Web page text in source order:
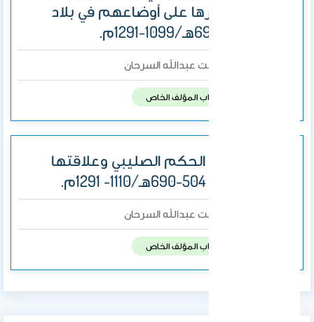
المقدس وآثرها على أوضاعهم في بلاد
د.موضي بنت عبدالله السرحان
حساب المؤلف الخاص
بيروت تحت الحكم الصليبي وعلاقتها
بالمسلمين 504-690هـ/1110- 1291م.
د.موضي بنت عبدالله السرحان
حساب المؤلف الخاص